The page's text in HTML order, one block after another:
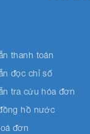
thanh toán
đọc chỉ số
tra cứu hóa đơn
hồ nước
đơn